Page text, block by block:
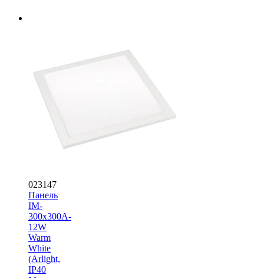
023147
Панель
IM-
300x300A-
12W
Warm
White
(Arlight,
IP40